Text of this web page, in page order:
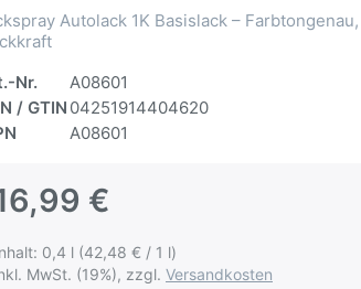
Autolack 1K Basislack –
Nr.
A08601
/ GTIN 04251914404620
A08601
€
0,4 l (42,48 € / 1 l)
MwSt. (19%), zzgl. Versandkosten